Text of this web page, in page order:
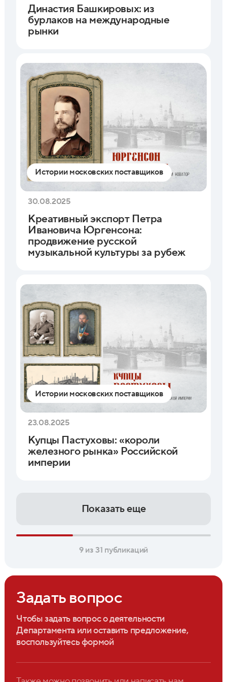
Династия Башкировых: из
бурлаков на международные
рынки
Истории московских поставщиков
30.08.2025
Креативный экспорт Петра
Ивановича Юргенсона:
продвижение русской
музыкальной культуры за рубеж
Истории московских поставщиков
23.08.2025
Купцы Пастуховы: «короли
железного рынка» Российской
империи
Показать еще
9 из 31 публикаций
Задать вопрос
Чтобы задать вопрос о деятельности
Департамента или оставить предложение,
воспользуйтесь формой